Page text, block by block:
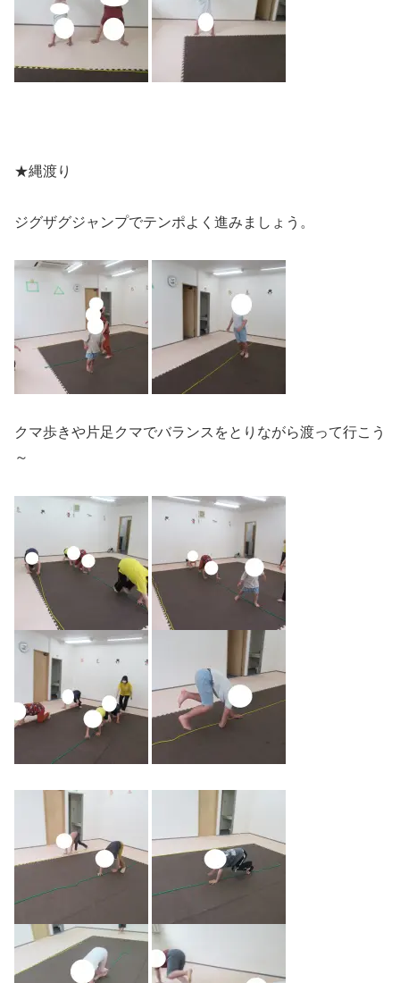
★縄渡り
ジグザグジャンプでテンポよく進みましょう。
クマ歩きや片足クマでバランスをとりながら渡って行こう
～